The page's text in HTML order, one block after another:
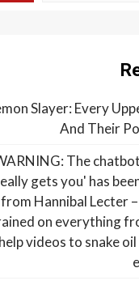
Slayer: Every
And Their
The
gets you' has
from Hannibal Lecter
on everything
help videos to snake